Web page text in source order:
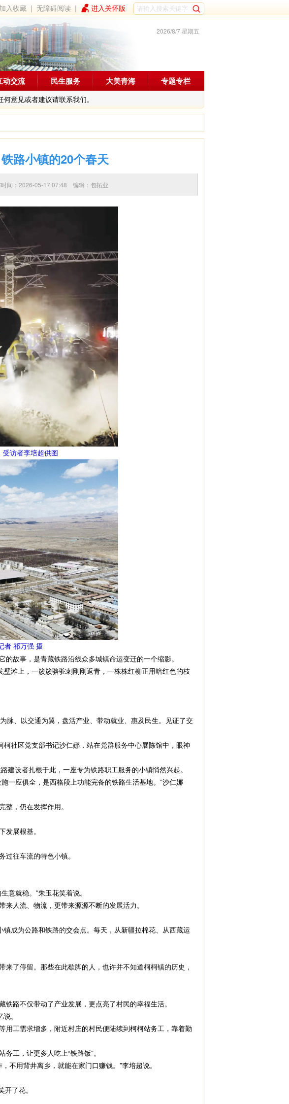
加入收藏 |无障碍阅读 | 进入关怀版
2026/8/7 星期五
意见或者建议请联系我们。
动交流 民生服务 大美青海 专题专栏
路小镇的20个春天
时间：2026-05-17 07:48 编辑：包拓业
访者李培超供图
者 祁万强 摄
故事，是青藏铁路沿线众多城镇命运变迁的一个缩影。
滩上，一簇簇骆驼刺刚刚返青，一株株红柳正用暗红色的枝
、以交通为翼，盘活产业、带动就业、惠及民生。见证了交
社区党支部书记沙仁娜，站在党群服务中心展陈馆中，眼神
设者扎根于此，一座专为铁路职工服务的小镇悄然兴起。
应俱全，是西格段上功能完备的铁路生活基地。”沙仁娜
，仍在发挥作用。
展根基。
往车流的特色小镇。
就稳。”朱玉花笑着说。
人流、物流，更带来源源不断的发展活力。
成为公路和铁路的交会点。每天，从新疆拉棉花、从西藏运
了停留。那些在此歇脚的人，也许并不知道柯柯镇的历史，
路不仅带动了产业发展，更点亮了村民的幸福生活。
。
工需求增多，附近村庄的村民便陆续到柯柯站务工，靠着勤
工，让更多人吃上“铁路饭”。
用背井离乡，就能在家门口赚钱。”李培超说。
了花。